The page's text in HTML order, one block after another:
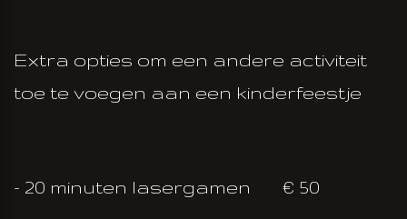
Extra opties om een andere activiteit
toe te voegen aan een kinderfeestje
- 20 minuten lasergamen € 50